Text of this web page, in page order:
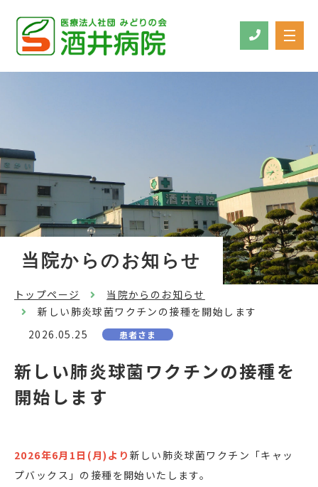
当院からのお知らせ
トップページ
当院からのお知らせ
新しい肺炎球菌ワクチンの接種を開始します
2026.05.25
患者さま
新しい肺炎球菌ワクチンの接種を
開始します
2026年6月1日(月)より 新しい肺炎球菌ワクチン「キャッ
プバックス」の接種を開始いたします。